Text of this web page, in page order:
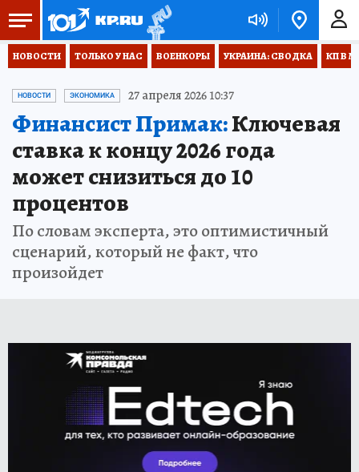
НОВОСТИ ТОЛЬКО У НАС ВОЕНКОРЫ УКРАИНА: СВОДКА КП В
НОВОСТИ ЭКОНОМИКА 27 апреля 2026 10:37
Финансист Примак:Ключевая
ставка к концу 2026 года
может снизиться до 10
процентов
По словам эксперта, это оптимистичный
сценарий, который не факт, что
произойдет